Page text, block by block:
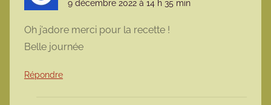
9 décembre 2022 à 14 h 35 min
Oh j’adore merci pour la recette !
Belle journée
Répondre